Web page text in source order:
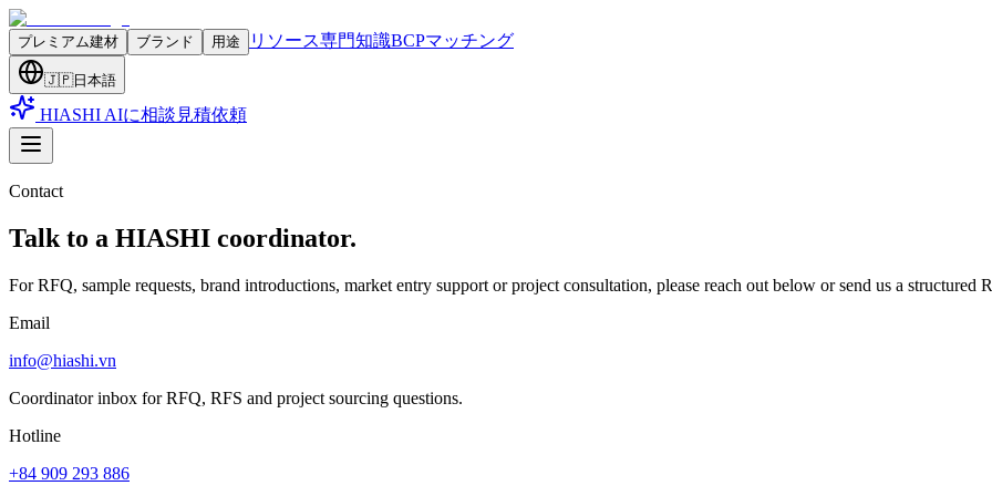
プレミアム建材 ブランド 用途 リソース専門知識BCPマッチング
🇯🇵日本語
HIASHI AIに相談 見積依頼
Contact
Talk to a HIASHI coordinator.
For RFQ, sample requests, brand introductions, market entry support or project consultation, please reach out below or send us a structured
Email
info@hiashi.vn
Coordinator inbox for RFQ, RFS and project sourcing questions.
Hotline
+84 909 293 886